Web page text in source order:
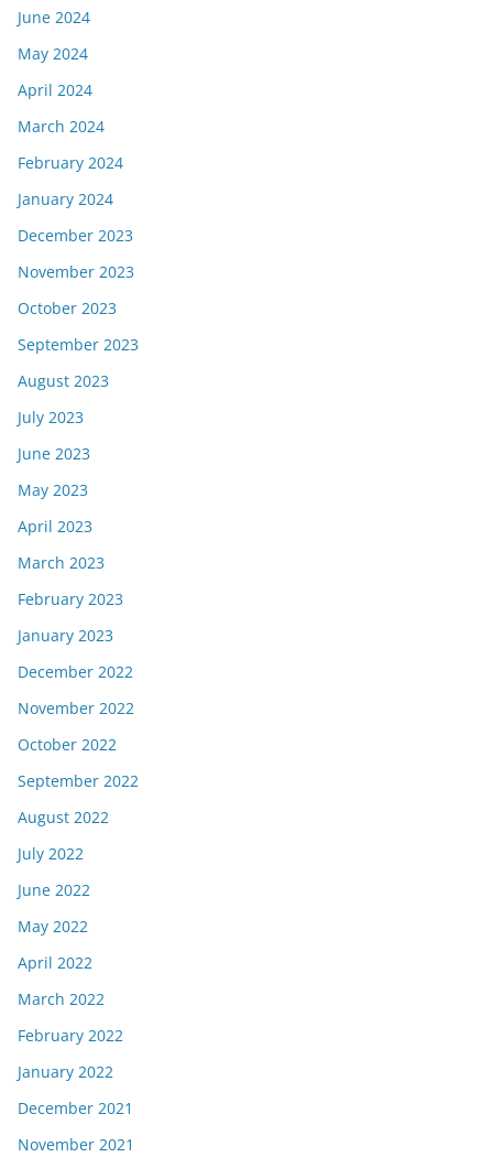
June 2024
May 2024
April 2024
March 2024
February 2024
January 2024
December 2023
November 2023
October 2023
September 2023
August 2023
July 2023
June 2023
May 2023
April 2023
March 2023
February 2023
January 2023
December 2022
November 2022
October 2022
September 2022
August 2022
July 2022
June 2022
May 2022
April 2022
March 2022
February 2022
January 2022
December 2021
November 2021